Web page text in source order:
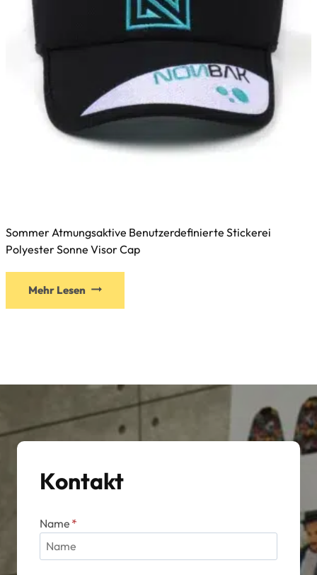
Sommer Atmungsaktive Benutzerdefinierte Stickerei
Polyester Sonne Visor Cap
Mehr Lesen
Kontakt
Name *